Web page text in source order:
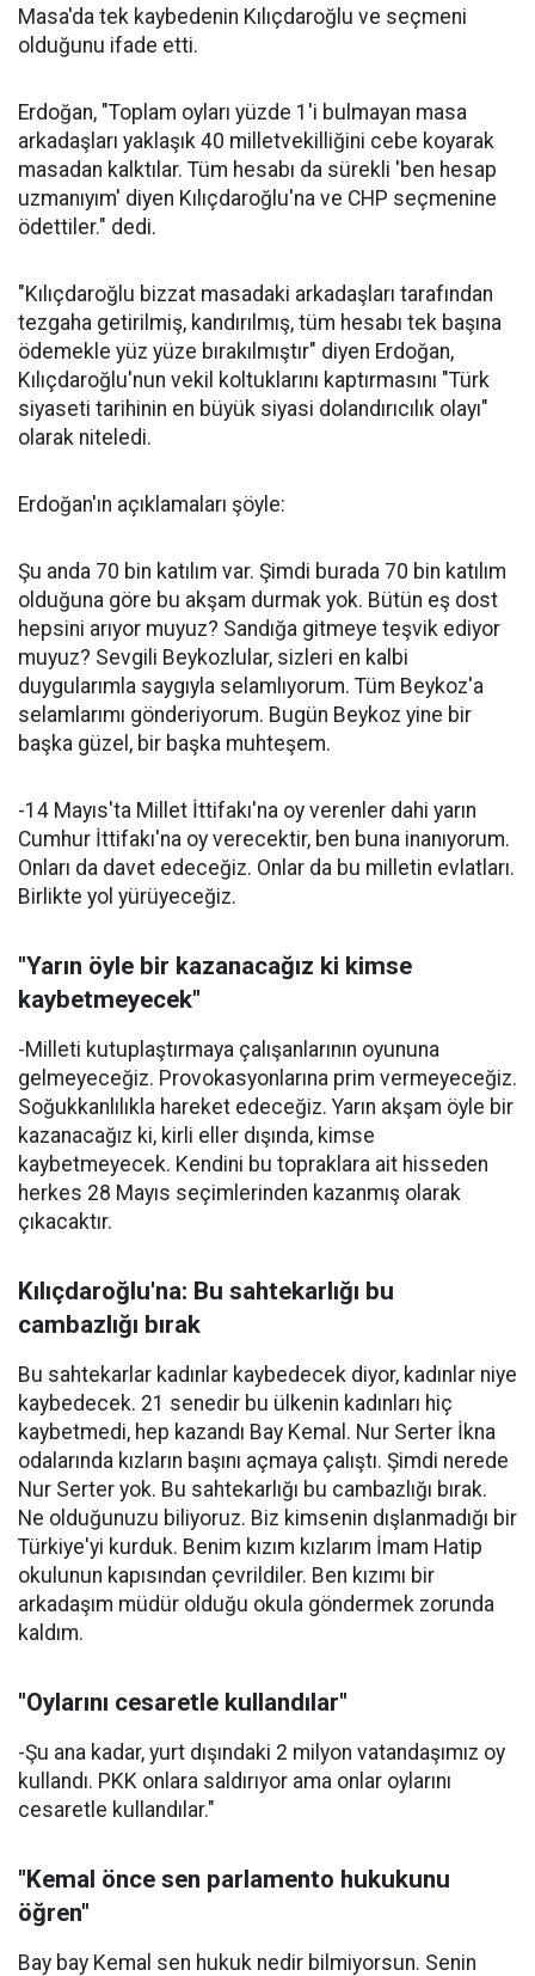
Masa'da tek kaybedenin Kılıçdaroğlu ve seçmeni
olduğunu ifade etti.
Erdoğan, "Toplam oyları yüzde 1'i bulmayan masa
arkadaşları yaklaşık 40 milletvekilliğini cebe koyarak
masadan kalktılar. Tüm hesabı da sürekli 'ben hesap
uzmanıyım' diyen Kılıçdaroğlu'na ve CHP seçmenine
ödettiler." dedi.
"Kılıçdaroğlu bizzat masadaki arkadaşları tarafından
tezgaha getirilmiş, kandırılmış, tüm hesabı tek başına
ödemekle yüz yüze bırakılmıştır" diyen Erdoğan,
Kılıçdaroğlu'nun vekil koltuklarını kaptırmasını "Türk
siyaseti tarihinin en büyük siyasi dolandırıcılık olayı"
olarak niteledi.
Erdoğan'ın açıklamaları şöyle:
Şu anda 70 bin katılım var. Şimdi burada 70 bin katılım
olduğuna göre bu akşam durmak yok. Bütün eş dost
hepsini arıyor muyuz? Sandığa gitmeye teşvik ediyor
muyuz? Sevgili Beykozlular, sizleri en kalbi
duygularımla saygıyla selamlıyorum. Tüm Beykoz'a
selamlarımı gönderiyorum. Bugün Beykoz yine bir
başka güzel, bir başka muhteşem.
-14 Mayıs'ta Millet İttifakı'na oy verenler dahi yarın
Cumhur İttifakı'na oy verecektir, ben buna inanıyorum.
Onları da davet edeceğiz. Onlar da bu milletin evlatları.
Birlikte yol yürüyeceğiz.
"Yarın öyle bir kazanacağız ki kimse
kaybetmeyecek"
-Milleti kutuplaştırmaya çalışanlarının oyununa
gelmeyeceğiz. Provokasyonlarına prim vermeyeceğiz.
Soğukkanlılıkla hareket edeceğiz. Yarın akşam öyle bir
kazanacağız ki, kirli eller dışında, kimse
kaybetmeyecek. Kendini bu topraklara ait hisseden
herkes 28 Mayıs seçimlerinden kazanmış olarak
çıkacaktır.
Kılıçdaroğlu'na: Bu sahtekarlığı bu
cambazlığı bırak
Bu sahtekarlar kadınlar kaybedecek diyor, kadınlar niye
kaybedecek. 21 senedir bu ülkenin kadınları hiç
kaybetmedi, hep kazandı Bay Kemal. Nur Serter İkna
odalarında kızların başını açmaya çalıştı. Şimdi nerede
Nur Serter yok. Bu sahtekarlığı bu cambazlığı bırak.
Ne olduğunuzu biliyoruz. Biz kimsenin dışlanmadığı bir
Türkiye'yi kurduk. Benim kızım kızlarım İmam Hatip
okulunun kapısından çevrildiler. Ben kızımı bir
arkadaşım müdür olduğu okula göndermek zorunda
kaldım.
"Oylarını cesaretle kullandılar"
-Şu ana kadar, yurt dışındaki 2 milyon vatandaşımız oy
kullandı. PKK onlara saldırıyor ama onlar oylarını
cesaretle kullandılar."
"Kemal önce sen parlamento hukukunu
öğren"
Bay bay Kemal sen hukuk nedir bilmiyorsun. Senin